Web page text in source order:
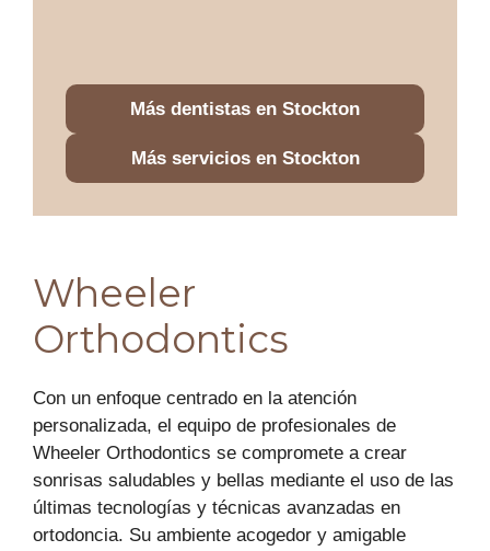
Más dentistas en Stockton
Más servicios en Stockton
Wheeler
Orthodontics
Con un enfoque centrado en la atención
personalizada, el equipo de profesionales de
Wheeler Orthodontics se compromete a crear
sonrisas saludables y bellas mediante el uso de las
últimas tecnologías y técnicas avanzadas en
ortodoncia. Su ambiente acogedor y amigable